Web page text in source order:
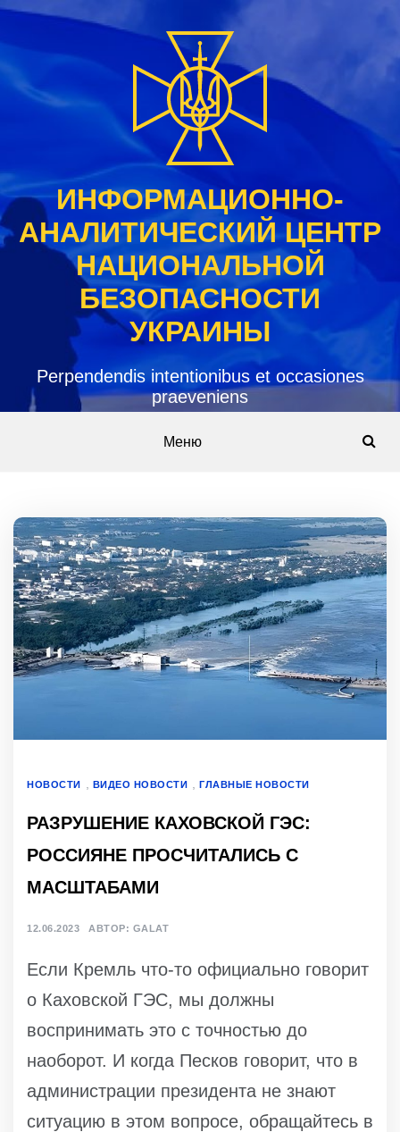
Перейти
содержанию
ИНФОРМАЦИОННО-
АНАЛИТИЧЕСКИЙ ЦЕНТР
НАЦИОНАЛЬНОЙ
БЕЗОПАСНОСТИ
УКРАИНЫ
Perpendendis intentionibus et occasiones
praeveniens
Меню
НОВОСТИ ВИДЕО НОВОСТИ ГЛАВНЫЕ НОВОСТИ
РАЗРУШЕНИЕ КАХОВСКОЙ ГЭС:
РОССИЯНЕ ПРОСЧИТАЛИСЬ С
МАСШТАБАМИ
12.06.2023 АВТОР: GALAT
Если Кремль что-то официально говорит
о Каховской ГЭС, мы должны
воспринимать это с точностью до
наоборот. И когда Песков говорит, что в
администрации президента не знают
ситуацию в этом вопросе, обращайтесь в